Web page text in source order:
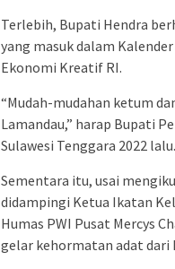
Terlebih, Bupati Hendra
yang masuk dalam
Ekonomi Kreatif RI.
“Mudah-mudahan ketum
Lamandau,” harap Bupati
Sulawesi Tenggara 2022 lalu.
Sementara itu, usai
didampingi Ketua Ikatan
Humas PWI Pusat Mercys
gelar kehormatan adat dari